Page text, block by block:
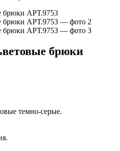
брюки
темно-серые.